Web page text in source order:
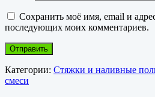
Сохранить моё имя, email и
последующих моих комментариев.
Категории: Стяжки и наливные
смеси